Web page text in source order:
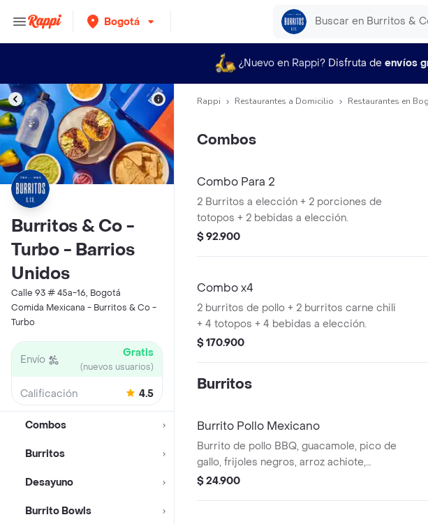
Bogotá
¿Nuevo en Rappi? Disfruta de envíos
Burritos & Co -
Turbo - Barrios
Unidos
Calle 93 # 45a-16, Bogotá
Comida Mexicana - Burritos & Co -
Turbo
Envío Gratis
(nuevos usuarios)
Calificación 4.5
Combos
Burritos
Desayuno
Burrito Bowls
Rappi Restaurantes a Domicilio Restaurantes en
Combos
Combo Para 2
2 Burritos a elección + 2 porciones de
totopos + 2 bebidas a elección.
$ 92.900
Combo x4
2 burritos de pollo + 2 burritos carne chili
+ 4 totopos + 4 bebidas a elección.
$ 170.900
Burritos
Burrito Pollo Mexicano
Burrito de pollo BBQ, guacamole, pico de
gallo, frijoles negros, arroz achiote,
lechuga y queso. *Producto Ligeramente
$ 24.900